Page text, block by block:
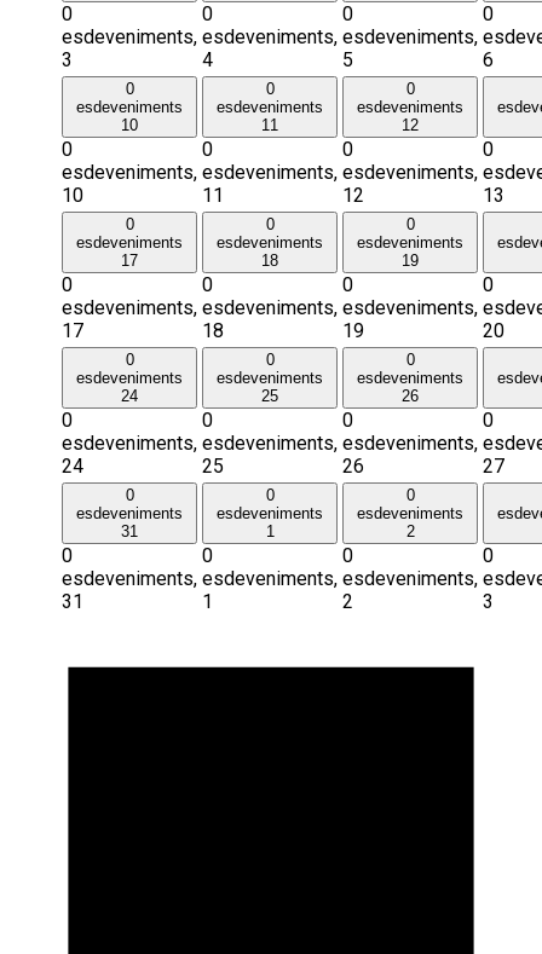
0
esdeveniments,
3
0
esdeveniments,
4
0
esdeveniments,
5
0
6
0
esdeveniments
10
0
esdeveniments,
10
0
esdeveniments
11
0
esdeveniments,
11
0
esdeveniments
12
0
esdeveniments,
12
0
13
0
esdeveniments
17
0
esdeveniments,
17
0
esdeveniments
18
0
esdeveniments,
18
0
esdeveniments
19
0
esdeveniments,
19
0
20
0
esdeveniments
24
0
esdeveniments,
24
0
esdeveniments
25
0
esdeveniments,
25
0
esdeveniments
26
0
esdeveniments,
26
0
27
0
esdeveniments
31
0
esdeveniments,
31
0
esdeveniments
1
0
esdeveniments,
1
0
esdeveniments
2
0
esdeveniments,
2
0
3